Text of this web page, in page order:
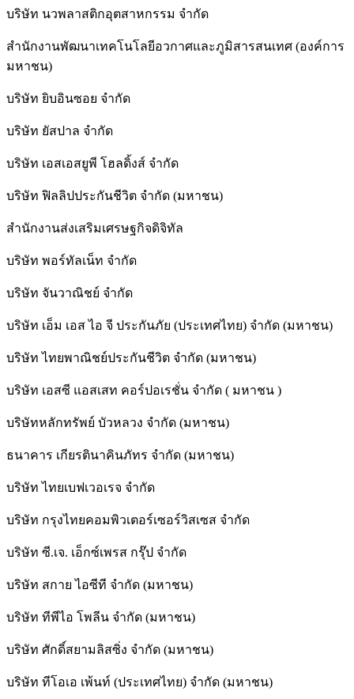
บริษัท นวพลาสติกอุตสาหกรรม จำกัด
สำนักงานพัฒนาเทคโนโลยีอวกาศและภูมิสารสนเทศ (องค์การ
มหาชน)
บริษัท ยิบอินซอย จำกัด
บริษัท ยัสปาล จำกัด
บริษัท เอสเอสยูพี โฮลดิ้งส์ จำกัด
บริษัท ฟิลลิปประกันชีวิต จำกัด (มหาชน)
สํานักงานส่งเสริมเศรษฐกิจดิจิทัล
บริษัท พอร์ทัลเน็ท จำกัด
บริษัท จันวาณิชย์ จำกัด
บริษัท เอ็ม เอส ไอ จี ประกันภัย (ประเทศไทย) จำกัด (มหาชน)
บริษัท ไทยพาณิชย์ประกันชีวิต จำกัด (มหาชน)
บริษัท เอสซี แอสเสท คอร์ปอเรชั่น จำกัด ( มหาชน )
บริษัทหลักทรัพย์ บัวหลวง จำกัด (มหาชน)
ธนาคาร เกียรตินาคินภัทร จำกัด (มหาชน)
บริษัท ไทยเบฟเวอเรจ จำกัด
บริษัท กรุงไทยคอมพิวเตอร์เซอร์วิสเซส จำกัด
บริษัท ซี.เจ. เอ็กซ์เพรส กรุ๊ป จำกัด
บริษัท สกาย ไอซีที จำกัด (มหาชน)
บริษัท ทีพีไอ โพลีน จำกัด (มหาชน)
บริษัท ศักดิ์สยามลิสซิ่ง จำกัด (มหาชน)
บริษัท ทีโอเอ เพ้นท์ (ประเทศไทย) จำกัด (มหาชน)